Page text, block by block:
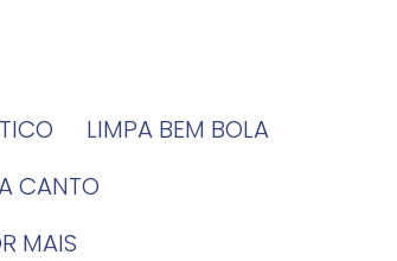
LIMPA BEM BOLA
CANTO
MAIS